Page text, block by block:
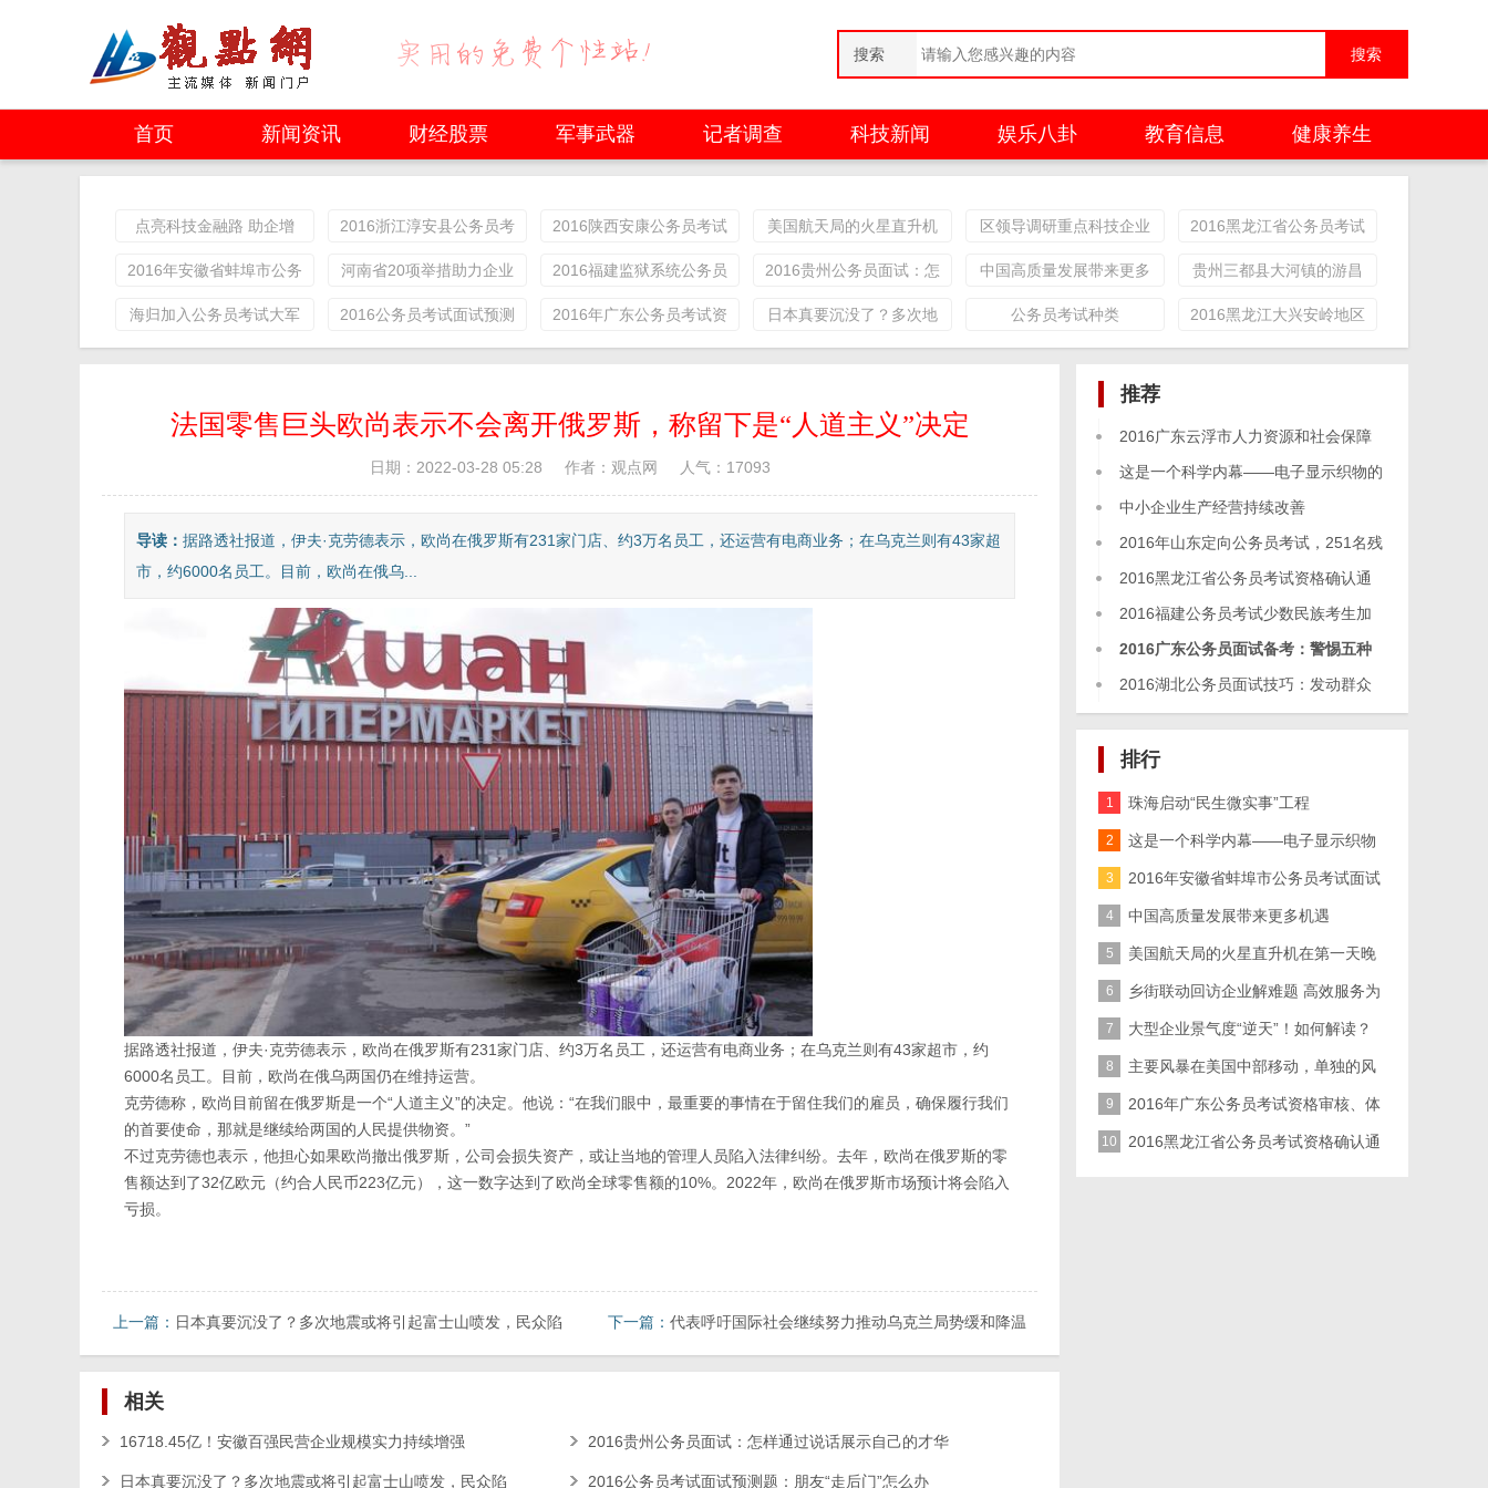
搜索
首页 新闻资讯 财经股票 军事武器 记者调查 科技新闻 娱乐八卦 教育信息 健康养生
点亮科技金融路 助企增
著
2016浙江淳安县公务员考
2016陕西安康公务员考试
美国航天局的火星直升机
区领导调研重点科技企业
2016黑龙江省公务员考试
2016年安徽省蚌埠市公务
河南省20项举措助力企业
2016福建监狱系统公务员
2016贵州公务员面试：怎
中国高质量发展带来更多
贵州三都县大河镇的游昌
海归加入公务员考试大军
工作稳定有保障是主因
2016公务员考试面试预测
题：朋友“走后门”怎么办
2016年广东公务员考试资
格审核、体能测评公告
日本真要沉没了？多次地
震或将引起富士山喷发，
公务员考试种类
2016黑龙江大兴安岭地区
各级党政机关公务员考试
法国零售巨头欧尚表示不会离开俄罗斯，称留下是“人道主义”决定
日期：2022-03-28 05:28 作者：观点网 人气： 17093
导读： 据路透社报道，伊夫·克劳德表示，欧尚在俄罗斯有231家门店、约3万名员工，还运营有电商业务；在乌克兰则有43家超
市，约6000名员工。目前，欧尚在俄乌...
据路透社报道，伊夫·克劳德表示，欧尚在俄罗斯有231家门店、约3万名员工，还运营有电商业务；在乌克兰则有43家超市，约
6000名员工。目前，欧尚在俄乌两国仍在维持运营。
克劳德称，欧尚目前留在俄罗斯是一个“人道主义”的决定。他说：“在我们眼中，最重要的事情在于留住我们的雇员，确保履行我们
的首要使命，那就是继续给两国的人民提供物资。”
不过克劳德也表示，他担心如果欧尚撤出俄罗斯，公司会损失资产，或让当地的管理人员陷入法律纠纷。去年，欧尚在俄罗斯的零
售额达到了32亿欧元（约合人民币223亿元），这一数字达到了欧尚全球零售额的10%。2022年，欧尚在俄罗斯市场预计将会陷入
亏损。
上一篇： 日本真要沉没了？多次地震或将引起富士山喷发，民众陷
入恐慌
下一篇： 代表呼吁国际社会继续努力推动乌克兰局势缓和降温
相关
16718.45亿！安徽百强民营企业规模实力持续增强 2016贵州公务员面试：怎样通过说话展示自己的才华
日本真要沉没了？多次地震或将引起富士山喷发，民众陷 2016公务员考试面试预测题：朋友“走后门”怎么办
推荐
2016广东云浮市人力资源和社会保障
局公务
这是一个科学内幕——电子显示织物的
突
中小企业生产经营持续改善
2016年山东定向公务员考试，251名残
疾人报
2016黑龙江省公务员考试资格确认通
知（省
2016福建公务员考试少数民族考生加
分名单
2016广东公务员面试备考：警惕五种
面试致
2016湖北公务员面试技巧：发动群众
排行
1 珠海启动“民生微实事”工程
2 这是一个科学内幕——电子显示织物
的突
3 2016年安徽省蚌埠市公务员考试面试
真题
4 中国高质量发展带来更多机遇
5 美国航天局的火星直升机在第一天晚
上独
6 乡街联动回访企业解难题 高效服务为
企业
7 大型企业景气度“逆天”！如何解读？
8 主要风暴在美国中部移动，单独的风
暴紧
9 2016年广东公务员考试资格审核、体
能测评
10 2016黑龙江省公务员考试资格确认通